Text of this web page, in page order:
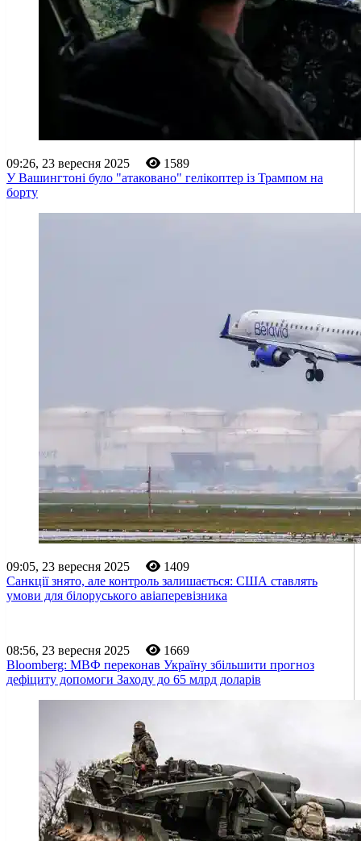
09:26, 23 вересня 2025
1589
У Вашингтоні було "атаковано" гелікоптер із Трампом на
борту
09:05, 23 вересня 2025
1409
Санкції знято, але контроль залишається: США ставлять
умови для білоруського авіаперевізника
08:56, 23 вересня 2025
1669
Bloomberg: МВФ переконав Україну збільшити прогноз
дефіциту допомоги Заходу до 65 млрд доларів